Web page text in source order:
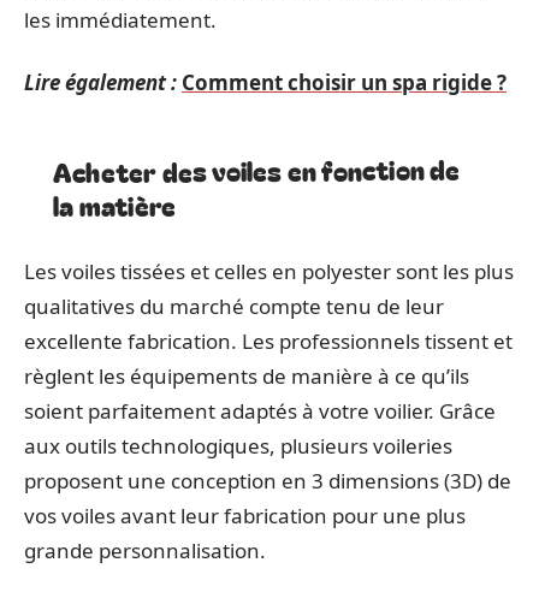
les immédiatement.
Lire également : Comment choisir un spa rigide ?
Acheter des voiles en fonction de
la matière
Les voiles tissées et celles en polyester sont les plus
qualitatives du marché compte tenu de leur
excellente fabrication. Les professionnels tissent et
règlent les équipements de manière à ce qu’ils
soient parfaitement adaptés à votre voilier. Grâce
aux outils technologiques, plusieurs voileries
proposent une conception en 3 dimensions (3D) de
vos voiles avant leur fabrication pour une plus
grande personnalisation.